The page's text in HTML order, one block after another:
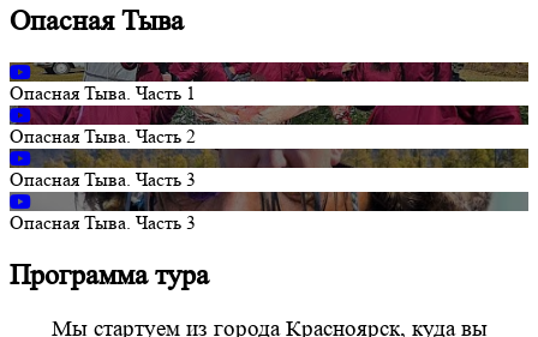
Опасная Тыва
Опасная Тыва. Часть 1
Опасная Тыва. Часть 2
Опасная Тыва. Часть 3
Опасная Тыва. Часть 3
Программа тура
Мы стартуем из города Красноярск, куда вы